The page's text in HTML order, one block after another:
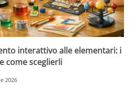
interattivo alle elementari: i
come sceglierli
2026